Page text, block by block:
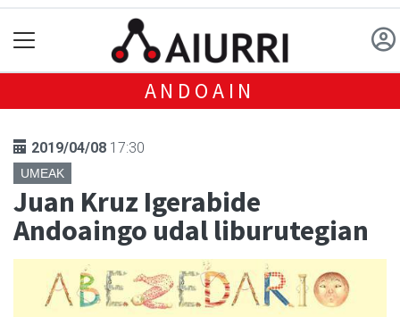
ANDOAIN
2019/04/08 17:30
UMEAK
Juan Kruz Igerabide
Andoaingo udal liburutegian